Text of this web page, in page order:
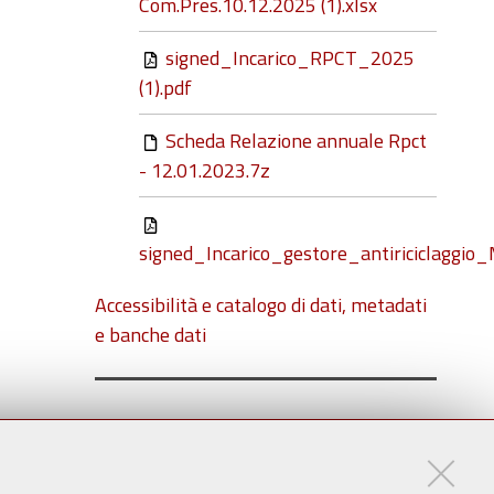
signed_Incarico_RPCT_2025
(1).pdf
Scheda Relazione annuale Rpct
- 12.01.2023.7z
Accessibilità e catalogo di dati, metadati
e banche dati